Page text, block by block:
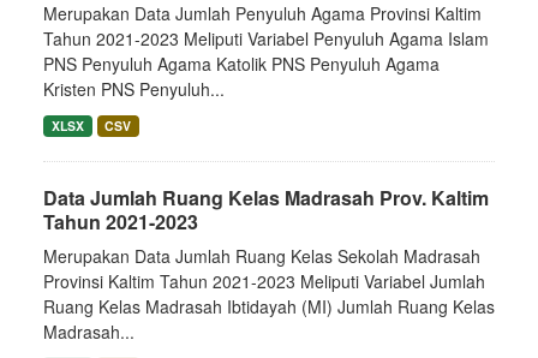
Merupakan Data Jumlah Penyuluh Agama Provinsi Kaltim
Tahun 2021-2023 Meliputi Variabel Penyuluh Agama Islam
PNS Penyuluh Agama Katolik PNS Penyuluh Agama
Kristen PNS Penyuluh...
XLSX CSV
Data Jumlah Ruang Kelas Madrasah Prov. Kaltim
Tahun 2021-2023
Merupakan Data Jumlah Ruang Kelas Sekolah Madrasah
Provinsi Kaltim Tahun 2021-2023 Meliputi Variabel Jumlah
Ruang Kelas Madrasah Ibtidayah (MI) Jumlah Ruang Kelas
Madrasah...